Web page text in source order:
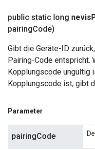
public static long nevis
pairingCode)
Gibt die Geräte-ID
Pairing-Code entspricht.
Kopplungscode ungültig
Kopplungscode ist, gibt
Parameter
pairingCode